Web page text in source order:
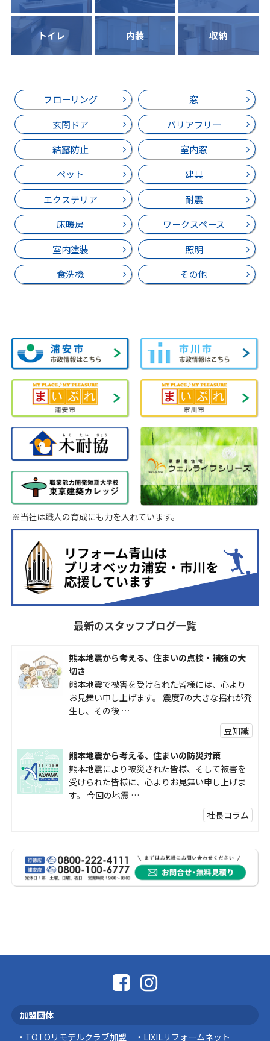
トイレ 内装 収納
フローリング
窓
玄関ドア
バリアフリー
結露防止
室内窓
ペット
建具
エクステリア
耐震
床暖房
ワークスペース
室内塗装
照明
食洗機
その他
※当社は職人の育成にも力を入れています。
最新のスタッフブログ一覧
熊本地震から考える、住まいの点検・補強の大
切さ
熊本地震で被害を受けられた皆様には、心より
お見舞い申し上げます。 震度7の大きな揺れが発
生し、その後 …
豆知識
熊本地震から考える、住まいの防災対策
熊本地震により被災された皆様、そして被害を
受けられた皆様に、心よりお見舞い申し上げま
す。 今回の地震 …
社長コラム
外壁の色あせやひび割れが気になり始めると、
「そろそろ塗り替えが必要かな？」 「訪問営業
に勧められた …
中にインターホンが鳴っていた… 宅配便を受 …
加盟団体
TOTOリモデルクラブ加盟
LIXILリフォームネット